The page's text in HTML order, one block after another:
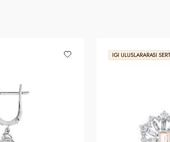
IGI ULUSLARARASI